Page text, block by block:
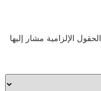
الحقول الإلزامية مشار إليها